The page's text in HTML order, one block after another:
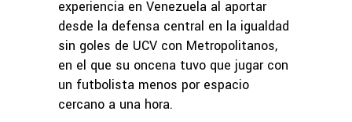
experiencia en Venezuela al aportar
desde la defensa central en la igualdad
sin goles de UCV con Metropolitanos,
en el que su oncena tuvo que jugar con
un futbolista menos por espacio
cercano a una hora.